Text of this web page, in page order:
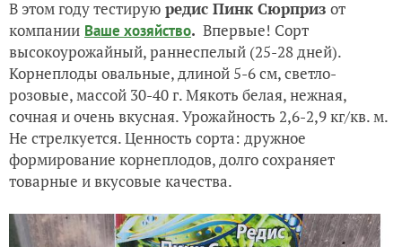
В этом году тестирую редис Пинк Сюрприз от
компании Ваше хозяйство. Впервые! Сорт
высокоурожайный, раннеспелый (25-28 дней).
Корнеплоды овальные, длиной 5-6 см, светло-
розовые, массой 30-40 г. Мякоть белая, нежная,
сочная и очень вкусная. Урожайность 2,6-2,9 кг/кв. м.
Не стрелкуется. Ценность сорта: дружное
формирование корнеплодов, долго сохраняет
товарные и вкусовые качества.